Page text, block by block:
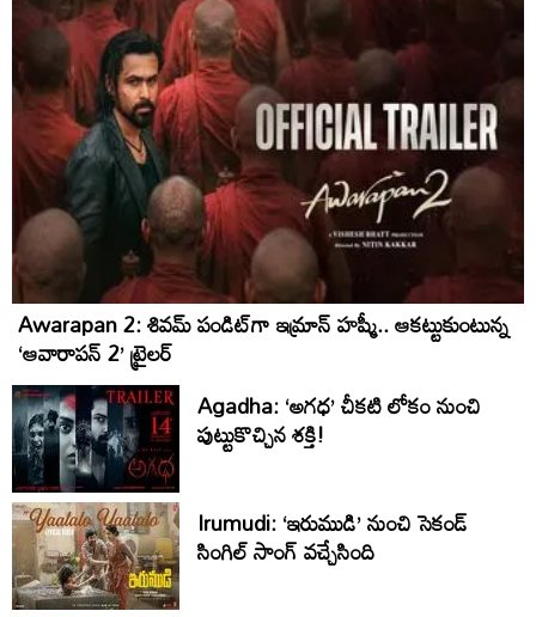
Awarapan 2: శివమ్ పండిట్‌గా ఇమ్రాన్ హష్మీ.. ఆకట్టుకుంటున్న
‘ఆవారాపన్ 2’ ట్రైలర్
Agadha: ‘అగధ’ చీకటి లోకం నుంచి
పుట్టుకొచ్చిన శక్తి!
Irumudi: ‘ఇరుముడి’ నుంచి సెకండ్
సింగిల్ సాంగ్ వచ్చేసింది